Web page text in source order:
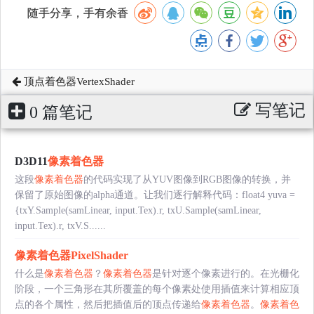
随手分享，手有余香
顶点着色器VertexShader
0 篇笔记 写笔记
D3D11像素着色器
这段像素着色器的代码实现了从YUV图像到RGB图像的转换，并
保留了原始图像的alpha通道。让我们逐行解释代码：float4 yuva =
{txY.Sample(samLinear, input.Tex).r, txU.Sample(samLinear,
input.Tex).r, txV.S......
像素着色器PixelShader
什么是像素着色器 ？ 像素着色器是针对逐个像素进行的。在光栅化
阶段，一个三角形在其所覆盖的每个像素处使用插值来计算相应顶
点的各个属性，然后把插值后的顶点传递给像素着色器。 像素着色